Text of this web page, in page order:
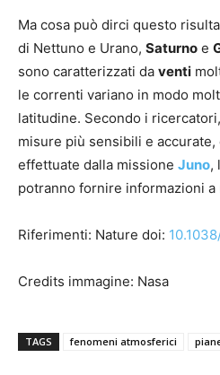
Ma cosa può dirci questo
di Nettuno e Urano, Saturno e
sono caratterizzati da venti
le correnti variano in modo
latitudine. Secondo i
misure più sensibili e
effettuate dalla missione Juno,
potranno fornire informazioni a
Riferimenti: Nature doi:
Credits immagine: Nasa
TAGS fenomeni atmosferici